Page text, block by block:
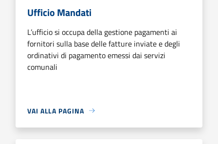
Ufficio Mandati
L’ufficio si occupa della gestione pagamenti ai
fornitori sulla base delle fatture inviate e degli
ordinativi di pagamento emessi dai servizi
comunali
VAI ALLA PAGINA